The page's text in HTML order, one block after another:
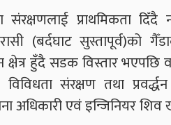
संरक्षणलाई प्राथमिकता
(बर्दघाट सुस्तापूर्व)को
क्षेत्र हुँदै सडक विस्तार
संरक्षण तथा प्रवर्द्धन
अधिकारी एवं इन्जिनियर